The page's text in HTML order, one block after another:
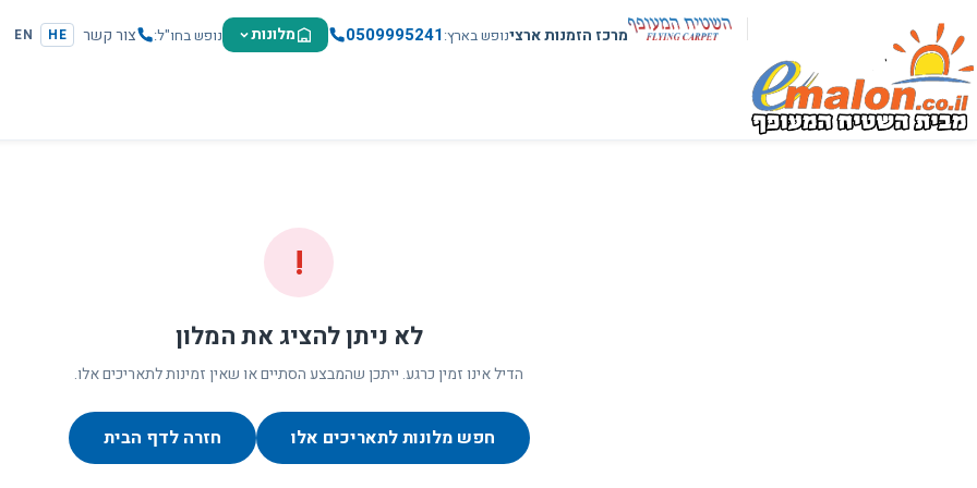
מרכז הזמנות ארצינופש בארץ 0509995241 מלונות נופש בחו"ל צור קשר HE
EN
!
לא ניתן להציג את המלון
הדיל אינו זמין כרגע. ייתכן שהמבצע הסתיים או שאין זמינות לתאריכים אלו.
חפש מלונות לתאריכים אלו חזרה לדף הבית